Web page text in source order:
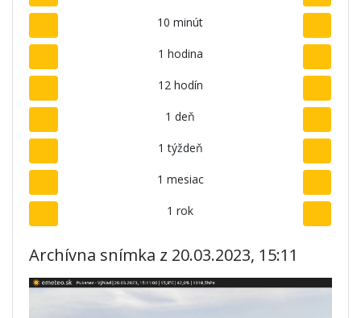
10 minút
1 hodina
12 hodín
1 deň
1 týždeň
1 mesiac
1 rok
Archívna snímka z 20.03.2023, 15:11